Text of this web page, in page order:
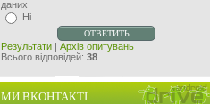
даних
Ні
Результати | Архів опитувань
Всього відповідей: 38
МИ ВКОНТАКТІ